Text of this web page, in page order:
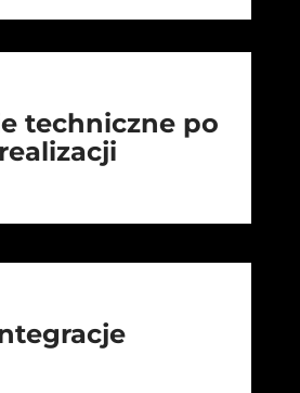
techniczne po
realizacji